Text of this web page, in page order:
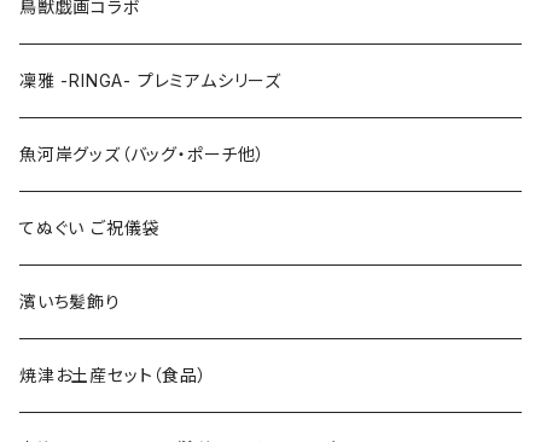
LLサイズ
特大3Lサイズ
120cm
130cm
上下セット
120cm
鳥獣戯画コラボ
凜雅 -RINGA- プレミアムシリーズ
魚河岸グッズ（バッグ・ポーチ他）
てぬぐい ご祝儀袋
濱いち髪飾り
焼津お土産セット（食品）